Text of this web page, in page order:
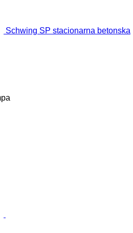
Schwing SP stacionarna betonska